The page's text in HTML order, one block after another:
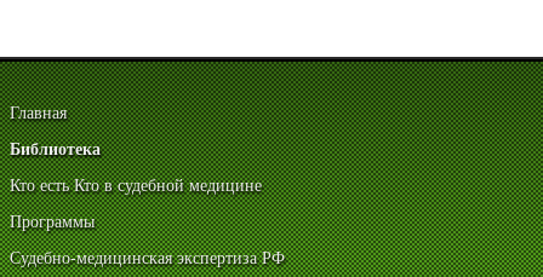
Главная
Библиотека
Кто есть Кто в судебной медицине
Программы
Судебно-медицинская экспертиза РФ